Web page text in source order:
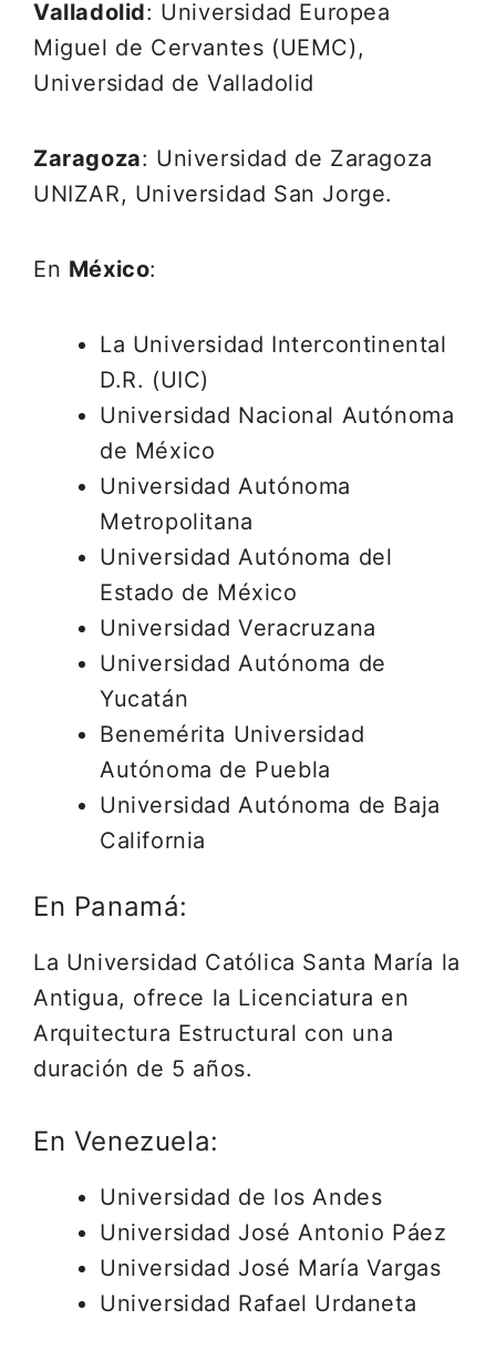
Valladolid: Universidad Europea
Miguel de Cervantes (UEMC),
Universidad de Valladolid
Zaragoza: Universidad de Zaragoza
UNIZAR, Universidad San Jorge.
En México:
La Universidad Intercontinental
D.R. (UIC)
Universidad Nacional Autónoma
de México
Universidad Autónoma
Metropolitana
Universidad Autónoma del
Estado de México
Universidad Veracruzana
Universidad Autónoma de
Yucatán
Benemérita Universidad
Autónoma de Puebla
Universidad Autónoma de Baja
California
En Panamá:
La Universidad Católica Santa María la
Antigua, ofrece la Licenciatura en
Arquitectura Estructural con una
duración de 5 años.
En Venezuela:
Universidad de los Andes
Universidad José Antonio Páez
Universidad José María Vargas
Universidad Rafael Urdaneta